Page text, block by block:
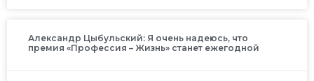
Александр Цыбульский: Я очень надеюсь, что
премия «Профессия – Жизнь» станет ежегодной